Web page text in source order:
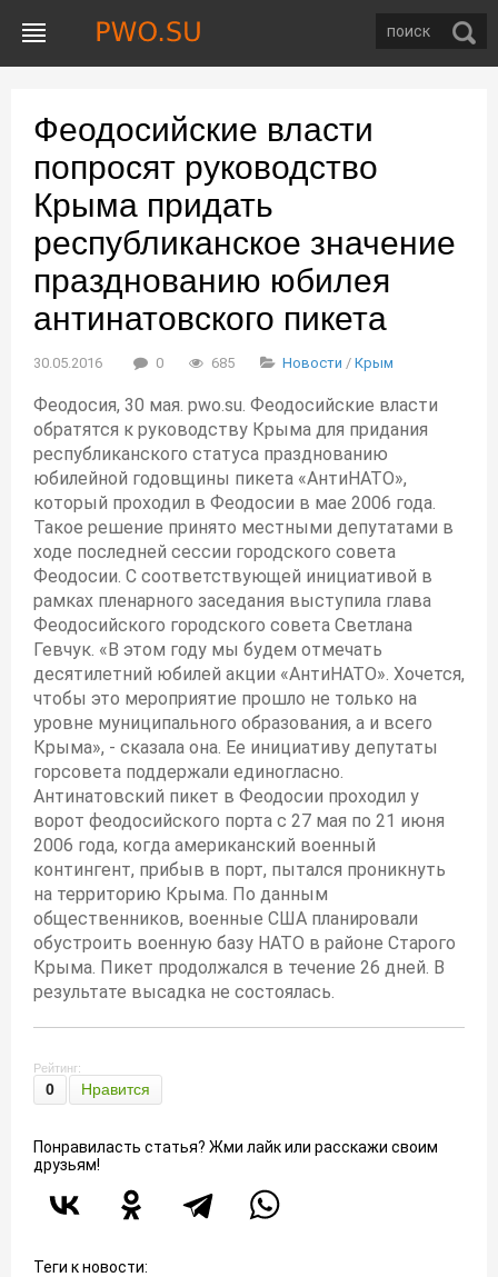
Феодосийские власти
попросят руководство
Крыма придать
республиканское значение
празднованию юбилея
антинатовского пикета
30.05.2016 0 685 Новости / Крым
Феодосия, 30 мая. pwo.su. Феодосийские власти
обратятся к руководству Крыма для придания
республиканского статуса празднованию
юбилейной годовщины пикета «АнтиНАТО»,
который проходил в Феодосии в мае 2006 года.
Такое решение принято местными депутатами в
ходе последней сессии городского совета
Феодосии. С соответствующей инициативой в
рамках пленарного заседания выступила глава
Феодосийского городского совета Светлана
Гевчук. «В этом году мы будем отмечать
десятилетний юбилей акции «АнтиНАТО». Хочется,
чтобы это мероприятие прошло не только на
уровне муниципального образования, а и всего
Крыма», - сказала она. Ее инициативу депутаты
горсовета поддержали единогласно.
Антинатовский пикет в Феодосии проходил у
ворот феодосийского порта с 27 мая по 21 июня
2006 года, когда американский военный
контингент, прибыв в порт, пытался проникнуть
на территорию Крыма. По данным
общественников, военные США планировали
обустроить военную базу НАТО в районе Старого
Крыма. Пикет продолжался в течение 26 дней. В
результате высадка не состоялась.
Рейтинг:
0 Нравится
Понравиласть статья? Жми лайк или расскажи своим
друзьям!
Теги к новости: